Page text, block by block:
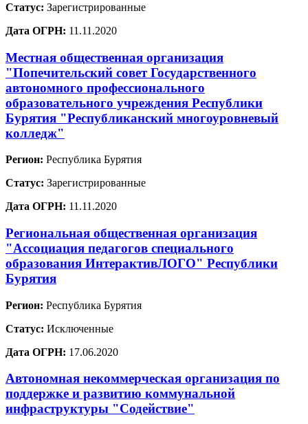
Статус: Зарегистрированные
Дата ОГРН: 11.11.2020
Местная общественная организация
"Попечительский совет Государственного
автономного профессионального
образовательного учреждения Республики
Бурятия "Республиканский многоуровневый
колледж"
Регион: Республика Бурятия
Статус: Зарегистрированные
Дата ОГРН: 11.11.2020
Региональная общественная организация
"Ассоциация педагогов специального
образования ИнтерактивЛОГО" Республики
Бурятия
Регион: Республика Бурятия
Статус: Исключенные
Дата ОГРН: 17.06.2020
Автономная некоммерческая организация по
поддержке и развитию коммунальной
инфраструктуры "Содействие"